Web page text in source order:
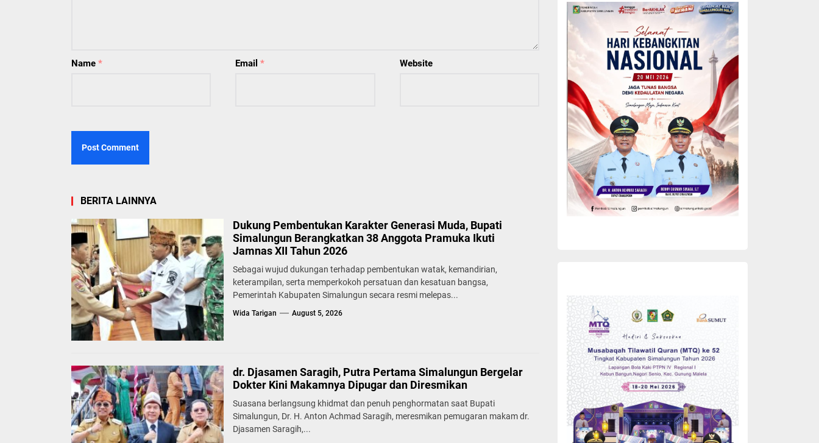
Name * Email* Website
BERITA LAINNYA
Dukung Pembentukan Karakter Generasi Muda, Bupati
Simalungun Berangkatkan 38 Anggota Pramuka Ikuti
Jamnas XII Tahun 2026
Sebagai wujud dukungan terhadap pembentukan watak, kemandirian,
keterampilan, serta memperkokoh persatuan dan kesatuan bangsa,
Pemerintah Kabupaten Simalungun secara resmi melepas...
Wida Tarigan August 5, 2026
dr. Djasamen Saragih, Putra Pertama Simalungun Bergelar
Dokter Kini Makamnya Dipugar dan Diresmikan
Suasana berlangsung khidmat dan penuh penghormatan saat Bupati
Simalungun, Dr. H. Anton Achmad Saragih, meresmikan pemugaran makam dr.
Djasamen Saragih,...